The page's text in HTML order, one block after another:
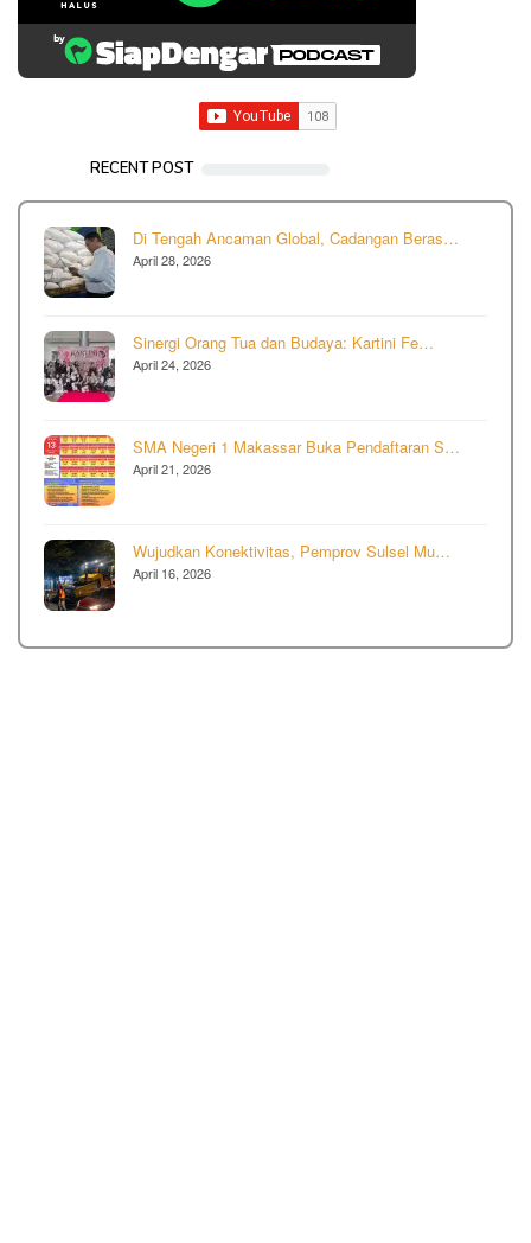
RECENT POST
Di Tengah Ancaman Global, Cadangan Beras…
April 28, 2026
Sinergi Orang Tua dan Budaya: Kartini Fe…
April 24, 2026
SMA Negeri 1 Makassar Buka Pendaftaran S…
April 21, 2026
Wujudkan Konektivitas, Pemprov Sulsel Mu…
April 16, 2026